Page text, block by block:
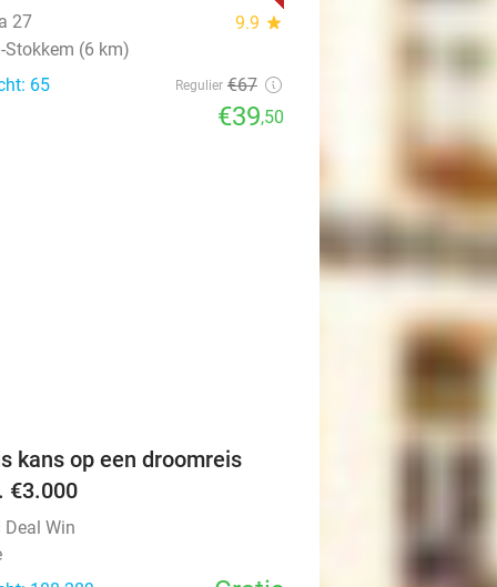
27 9.9 star
Stokkem (6 km)
65
Regulier €67
€39,50
kans op een droomreis
€3.000
Win